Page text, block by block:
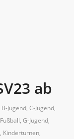
ab
B-Jugend,C-Jugend,
Fußball, G-Jugend,
, Kinderturnen,